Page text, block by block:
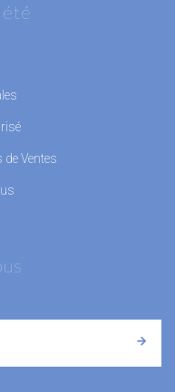
de Ventes